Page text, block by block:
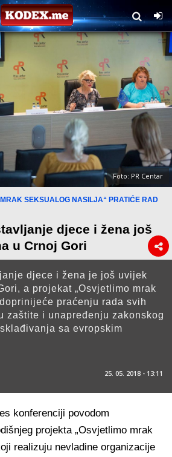
Foto: PR Centar
SEKSUALOG NASILJA“ PRATIĆE RAD
djece i žena još
u Crnoj Gori
djece i žena je još uvijek
a projekat „Osvjetlimo mrak
praćenju rada svih
zaštite i unapređenju zakonskog
sa evropskim
25. 05. 2018 - 13:11
konferenciji povodom
projekta „Osvjetlimo mrak
realizuju nevladine organizacije